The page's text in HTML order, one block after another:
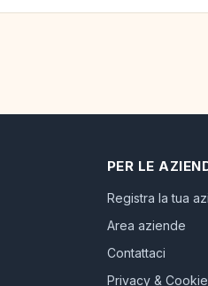
PER LE
Registra la tua
Area aziende
Contattaci
Privacy & Cookie